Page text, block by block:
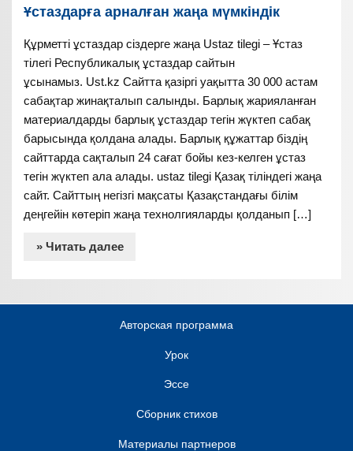
Ұстаздарға арналған жаңа мүмкіндік
Құрметті ұстаздар сіздерге жаңа Ustaz tilegi – Ұстаз
тілегі Республикалық ұстаздар сайтын
ұсынамыз. Ust.kz Сайтта қазіргі уақытта 30 000 астам
сабақтар жинақталып салынды. Барлық жарияланған
материалдарды барлық ұстаздар тегін жүктеп сабақ
барысында қолдана алады. Барлық құжаттар біздің
сайттарда сақталып 24 сағат бойы кез-келген ұстаз
тегін жүктеп ала алады. ustaz tilegi Қазақ тіліндегі жаңа
сайт. Сайттың негізгі мақсаты Қазақстандағы білім
деңгейін көтеріп жаңа технолгияларды қолданып […]
» Читать далее
Авторская программа
Урок
Эссе
Сборник стихов
Материалы партнеров